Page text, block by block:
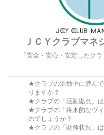
ＪＣＹクラブマネ
「安全・安心・安定したク
★クラブの活動中に潜ん
りますか？
★クラブの「活動拠点」
★クラブの「将来的なヴ
のでしょうか？
★クラブの「財務状況」